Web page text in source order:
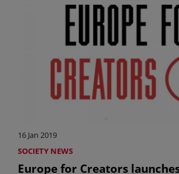
16 Jan 2019
SOCIETY NEWS
Europe for Creators